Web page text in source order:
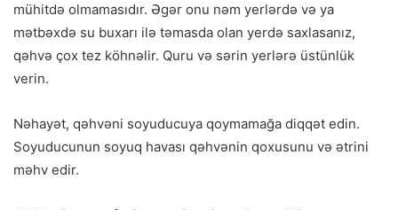
mühitdə olmamasıdır. Əgər onu nəm yerlərdə və ya
mətbəxdə su buxarı ilə təmasda olan yerdə saxlasanız,
qəhvə çox tez köhnəlir. Quru və sərin yerlərə üstünlük
verin.
Nəhayət, qəhvəni soyuducuya qoymamağa diqqət edin.
Soyuducunun soyuq havası qəhvənin qoxusunu və ətrini
məhv edir.